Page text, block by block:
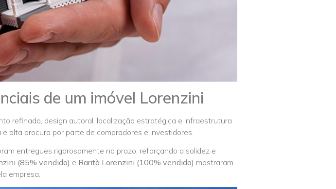
de um imóvel Lorenzini
refinado, design autoral, localização estratégica e infraestrutura
e alta procura por parte de compradores e investidores.
entregues rigorosamente no prazo, reforçando a solidez e
(85% vendido) e Rarità Lorenzini (100% vendido) mostraram
empresa.